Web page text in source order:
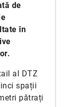
de
în
al DTZ
spații
pătrați